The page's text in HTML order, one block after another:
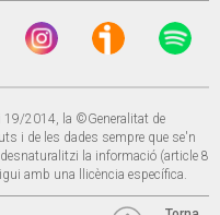
19/2014, la ©Generalitat de
i de les dades sempre que se'n
la informació (article 8
amb una llicència específica.